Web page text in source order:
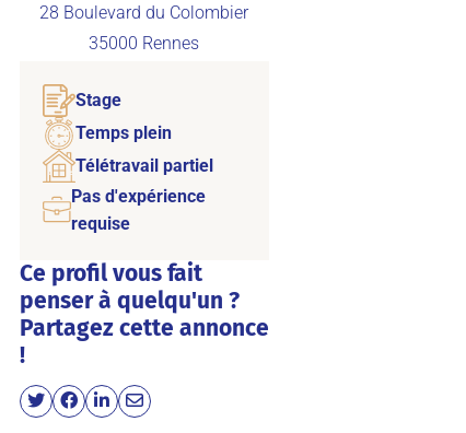
28 Boulevard du Colombier
35000 Rennes
Stage
Temps plein
Télétravail partiel
Pas d'expérience
requise
Ce profil vous fait
penser à quelqu'un ?
Partagez cette annonce
!